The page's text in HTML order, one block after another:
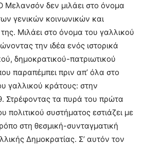
Μελανσόν δεν μιλάει στο όνομα
γενικών κοινωνικών και
Μιλάει στο όνομα του γαλλικού
την ιδέα ενός ιστορικά
δημοκρατικού-πατριωτικού
παραπέμπει πριν απ’ όλα στο
γαλλικού κράτους: στην
Στρέφοντας τα πυρά του πρώτα
πολιτικού συστήματος εστιάζει με
στη θεσμική-συνταγματική
Δημοκρατίας. Σ’ αυτόν τον